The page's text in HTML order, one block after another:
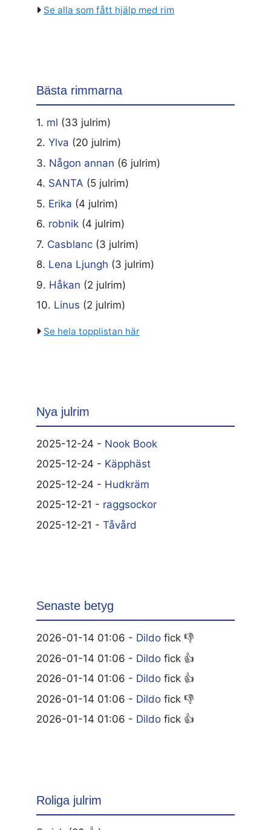
Se alla som fått hjälp med rim
Bästa rimmarna
1. ml (33 julrim)
2. Ylva (20 julrim)
3. Någon annan (6 julrim)
4. SANTA (5 julrim)
5. Erika (4 julrim)
6. robnik (4 julrim)
7. Casblanc (3 julrim)
8. Lena Ljungh (3 julrim)
9. Håkan (2 julrim)
10. Linus (2 julrim)
Se hela topplistan här
Nya julrim
2025-12-24 - Nook Book
2025-12-24 - Käpphäst
2025-12-24 - Hudkräm
2025-12-21 - raggsockor
2025-12-21 - Tåvård
Senaste betyg
2026-01-14 01:06 - Dildo fick 👎
2026-01-14 01:06 - Dildo fick 👍
2026-01-14 01:06 - Dildo fick 👍
2026-01-14 01:06 - Dildo fick 👎
2026-01-14 01:06 - Dildo fick 👍
Roliga julrim